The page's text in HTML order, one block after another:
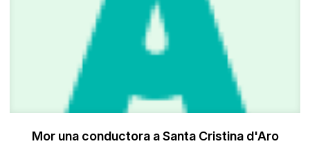
Mor una conductora a Santa Cristina d'Aro